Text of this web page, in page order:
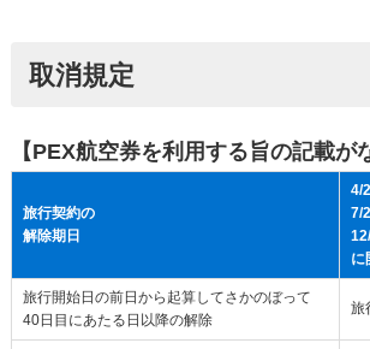
取消規定
【PEX航空券を利用する旨の記載が
旅行契約の
解除期日
4/
7/
に
旅行開始日の前日から起算してさかのぼって
40日目にあたる日以降の解除
旅